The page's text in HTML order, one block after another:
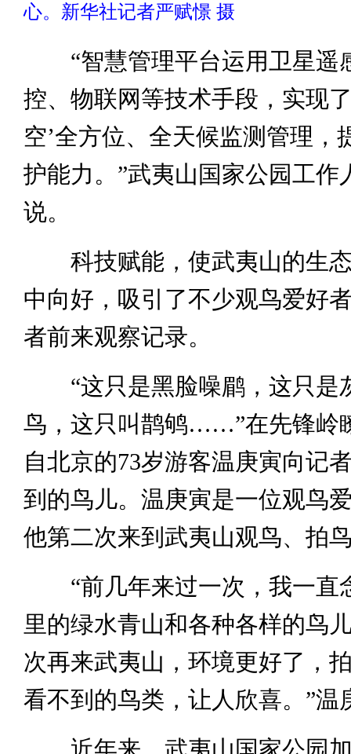
心。新华社记者严赋憬 摄
“智慧管理平台运用卫星遥
控、物联网等技术手段，实现
空’全方位、全天候监测管理，
护能力。”武夷山国家公园工作
说。
科技赋能，使武夷山的生态
中向好，吸引了不少观鸟爱好
者前来观察记录。
“这只是黑脸噪鹛，这只是
鸟，这只叫鹊鸲……”在先锋岭
自北京的73岁游客温庚寅向记
到的鸟儿。温庚寅是一位观鸟
他第二次来到武夷山观鸟、拍
“前几年来过一次，我一直
里的绿水青山和各种各样的鸟
次再来武夷山，环境更好了，
看不到的鸟类，让人欣喜。”温